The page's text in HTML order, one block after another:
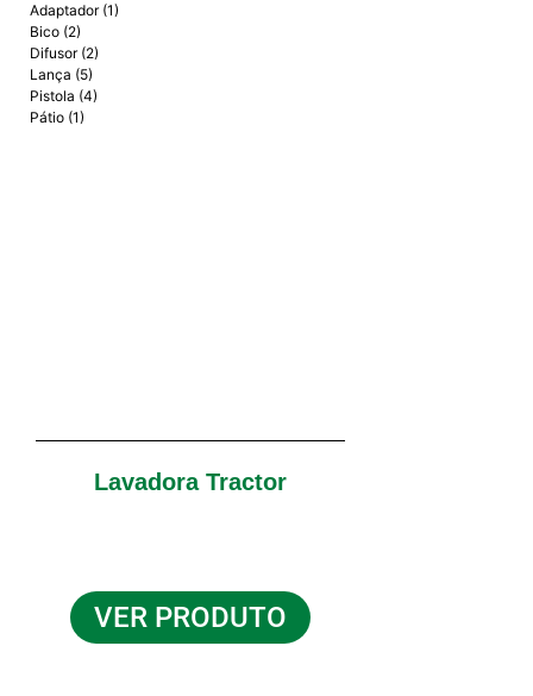
Adaptador (1)
Bico (2)
Difusor (2)
Lança (5)
Pistola (4)
Pátio (1)
Lavadora Tractor
VER PRODUTO